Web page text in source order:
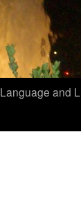
Language and